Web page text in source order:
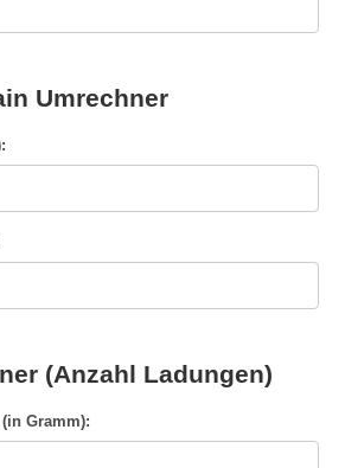
Umrechner
(Anzahl Ladungen)
Gramm):